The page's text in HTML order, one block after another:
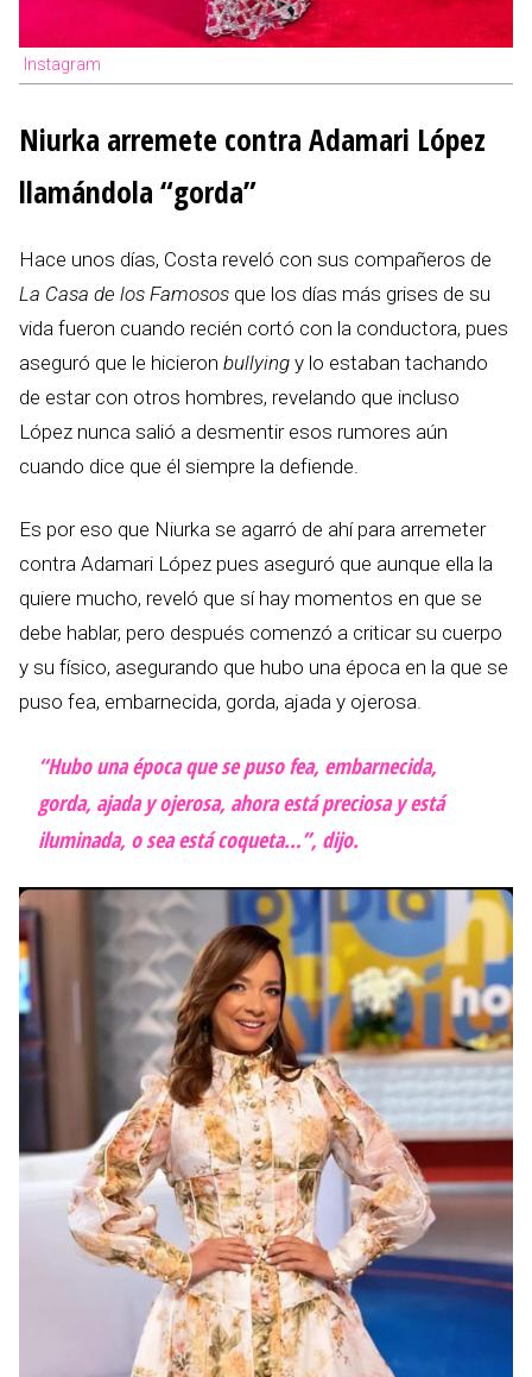
Instagram
Niurka arremete contra Adamari López
llamándola “gorda”
Hace unos días, Costa reveló con sus compañeros de
La Casa de los Famosos que los días más grises de su
vida fueron cuando recién cortó con la conductora, pues
aseguró que le hicieron bullying y lo estaban tachando
de estar con otros hombres, revelando que incluso
López nunca salió a desmentir esos rumores aún
cuando dice que él siempre la defiende.
Es por eso que Niurka se agarró de ahí para arremeter
contra Adamari López pues aseguró que aunque ella la
quiere mucho, reveló que sí hay momentos en que se
debe hablar, pero después comenzó a criticar su cuerpo
y su físico, asegurando que hubo una época en la que se
puso fea, embarnecida, gorda, ajada y ojerosa.
“Hubo una época que se puso fea, embarnecida,
gorda, ajada y ojerosa, ahora está preciosa y está
iluminada, o sea está coqueta…”, dijo.